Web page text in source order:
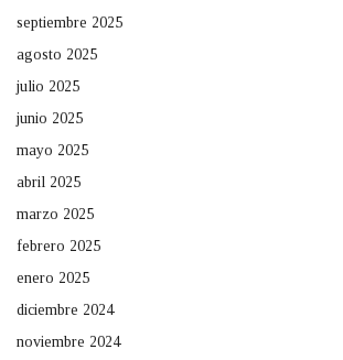
septiembre 2025
agosto 2025
julio 2025
junio 2025
mayo 2025
abril 2025
marzo 2025
febrero 2025
enero 2025
diciembre 2024
noviembre 2024